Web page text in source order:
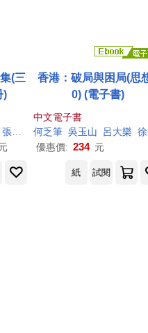
(三
)
張崑振 戚嘉林 林滿紅 林翠鳳
香港：破局與困局(思
0) (電子書)
中文電子書
何乏筆 吳玉山 呂大樂 徐振國
優惠價: 234 元
紙 試閱